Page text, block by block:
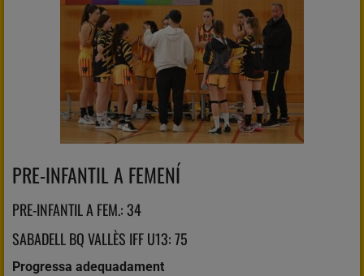
PRE-INFANTIL A FEMENÍ
PRE-INFANTIL A FEM.: 34
SABADELL BQ VALLÈS IFF U13: 75
Progressa adequadament